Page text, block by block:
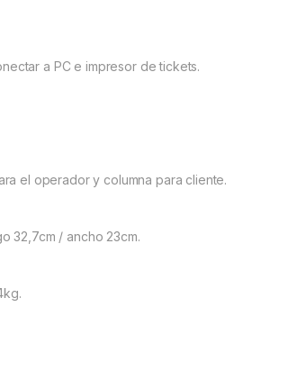
a PC e impresor de tickets.
el operador y columna para cliente.
32,7cm / ancho 23cm.